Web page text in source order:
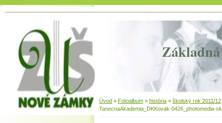
Základná
Úvod » Fotoalbum » história » školský rok 2011/12
TanecnaAkademia_DKKovak-0426_photomedia-sk